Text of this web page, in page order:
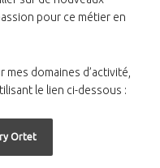
pour ce métier en
domaines d’activité,
le lien ci-dessous :
Ortet